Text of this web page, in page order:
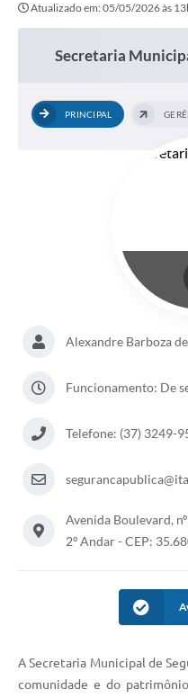
Atualizado em: 05/05/2026 às
Secretaria
PRINCIPAL
Alexandre Barboza
Funcionamento: De
Telefone: (37) 3249-
Avenida Boulevard,
2º Andar - CEP:
A Secretaria Municipal de
comunidade e do